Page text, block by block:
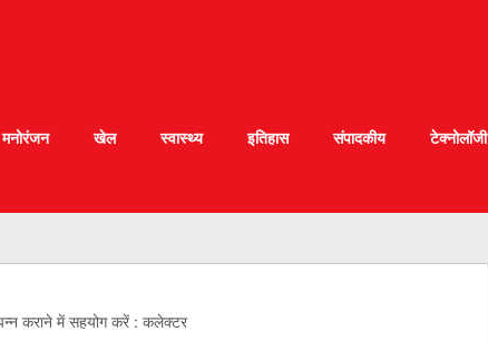
मनोरंजन खेल स्वास्थ्य इतिहास संपादकीय टेक्नोलॉजी
कराने में सहयोग करें : कलेक्टर